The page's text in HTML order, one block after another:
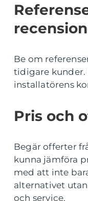
Be om
tidigare kunder.
installatörens
Pris och
Begär offerter
kunna jämföra
med att inte
alternativet
och service.